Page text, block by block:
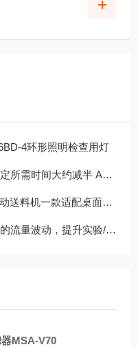
4环形照明检查用灯
时间大约减半 ALE1502
面级加工场景的半自动送料设备
提升实验/生产精度NP-CX-06
MSA-V70